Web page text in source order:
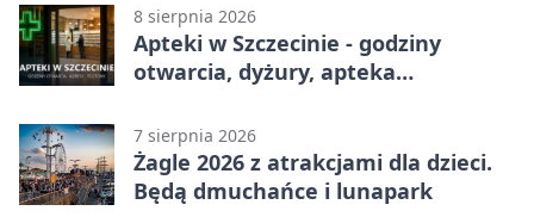
8 sierpnia 2026
Apteki w Szczecinie - godziny
otwarcia, dyżury, apteka
7 sierpnia 2026
Żagle 2026 z atrakcjami dla dzieci.
Będą dmuchańce i lunapark